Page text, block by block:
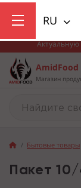
Актуальную
AmidFood
Магазин
RU
Бытовые товары
Пакет